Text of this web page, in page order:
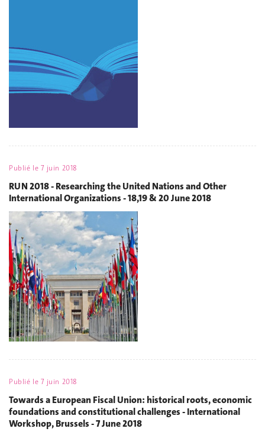
Publié le 7 juin 2018
RUN 2018 - Researching the United Nations and Other
International Organizations - 18,19 & 20 June 2018
Publié le 7 juin 2018
Towards a European Fiscal Union: historical roots, economic
foundations and constitutional challenges - International
Workshop, Brussels - 7 June 2018